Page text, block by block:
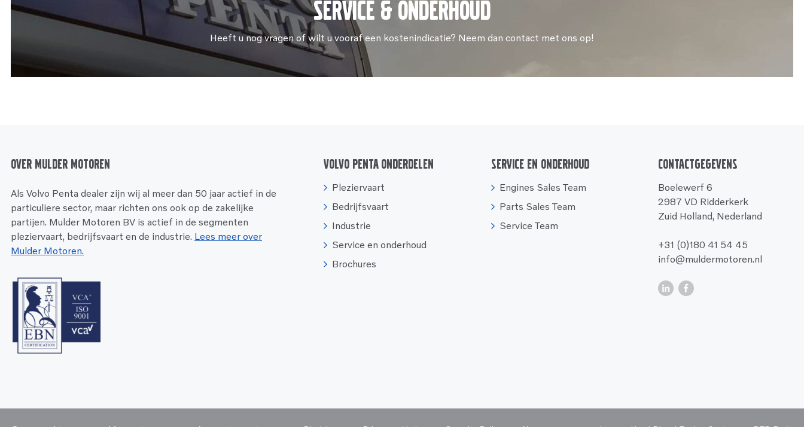
Service & onderhoud
Heeft u nog vragen of wilt u vooraf een kostenindicatie? Neem dan contact met ons op!
Over Mulder Motoren
Als Volvo Penta dealer zijn wij al meer dan 50 jaar actief in de
particuliere sector, maar richten ons ook op de zakelijke
partijen. Mulder Motoren BV is actief in de segmenten
pleziervaart, bedrijfsvaart en de industrie. Lees meer over
Mulder Motoren.
Volvo Penta onderdelen
Pleziervaart
Bedrijfsvaart
Industrie
Service en onderhoud
Brochures
Service en onderhoud
Engines Sales Team
Parts Sales Team
Service Team
Contactgegevens
Boelewerf 6
2987 VD Ridderkerk
Zuid Holland, Nederland
+31 (0)180 41 54 45
info@muldermotoren.nl